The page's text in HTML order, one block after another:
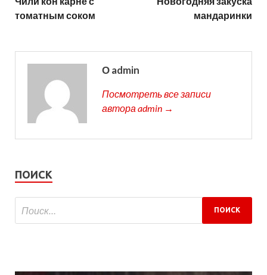
томатным соком
мандаринки
О admin
Посмотреть все записи
автора admin →
ПОИСК